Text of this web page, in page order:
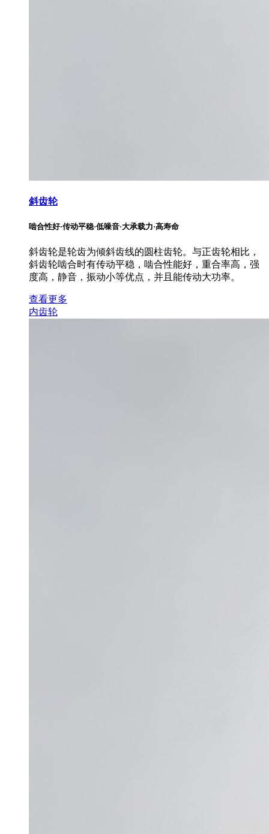
斜齿轮
啮合性好·传动平稳·低噪音·大承载力·高寿命
斜齿轮是轮齿为倾斜齿线的圆柱齿轮。与正齿轮相比，
斜齿轮啮合时有传动平稳，啮合性能好，重合率高，强
度高，静音，振动小等优点，并且能传动大功率。
查看更多
内齿轮